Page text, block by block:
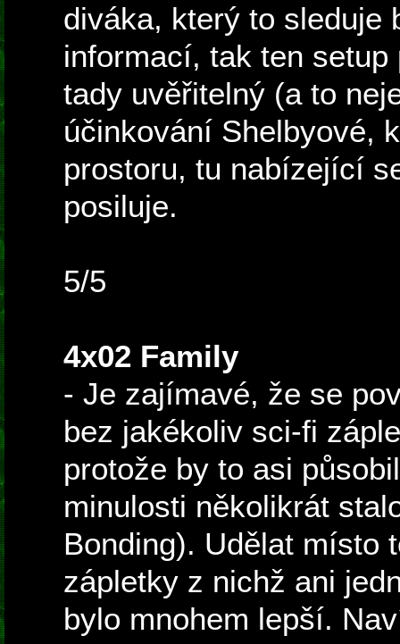
diváka, který to sleduje
informací, tak ten
tady uvěřitelný (a to
účinkování Shelbyové,
prostoru, tu nabízející
posiluje.
5/5
4x02 Family
- Je zajímavé, že se
bez jakékoliv sci-fi
protože by to asi
minulosti několikrát
Bonding). Udělat místo
zápletky z nichž ani
bylo mnohem lepší.